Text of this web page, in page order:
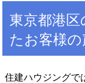
東京都港
たお客様の
住建ハウジングで